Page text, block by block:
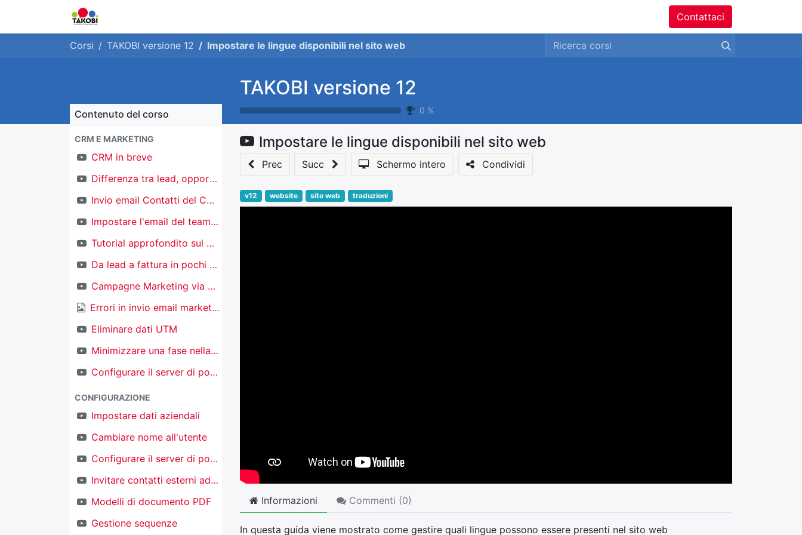
Contattaci
Corsi TAKOBI versione 12 Impostare le lingue disponibili nel sito web
TAKOBI versione 12
0 %
Contenuto del corso
CRM E MARKETING
CRM in breve
Differenza tra lead, opportunità e contatti
Invio email Contatti del CRM
Impostare l'email del team di vendita
Tutorial approfondito sul CRM
Da lead a fattura in pochi click
Campagne Marketing via email
Errori in invio email marketing
Eliminare dati UTM
Minimizzare una fase nella kanban nel CRM
Configurare il server di posta in ingresso per creare nuovi oggetti
CONFIGURAZIONE
Impostare dati aziendali
Cambiare nome all'utente
Configurare il server di posta in uscita
Invitare contatti esterni ad accedere al proprio TAKOBI
Modelli di documento PDF
Gestione sequenze
Impostare le lingue disponibili nel sito web
Prec Succ Schermo intero Condividi
v12 website sito web traduzioni
Informazioni Commenti (0)
In questa guida viene mostrato come gestire quali lingue possono essere presenti nel sito web